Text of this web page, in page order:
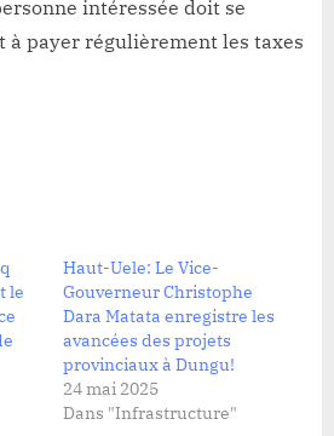
intéressée doit se
à payer régulièrement les taxes
le
Haut-Uele: Le Vice-
Gouverneur Christophe
Dara Matata enregistre les
avancées des projets
provinciaux à Dungu!
24 mai 2025
Dans "Infrastructure"